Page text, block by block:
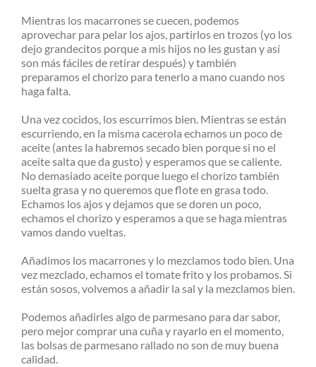
Mientras los macarrones se cuecen, podemos
aprovechar para pelar los ajos, partirlos en trozos (yo los
dejo grandecitos porque a mis hijos no les gustan y así
son más fáciles de retirar después) y también
preparamos el chorizo para tenerlo a mano cuando nos
haga falta.
Una vez cocidos, los escurrimos bien. Mientras se están
escurriendo, en la misma cacerola echamos un poco de
aceite (antes la habremos secado bien porque si no el
aceite salta que da gusto) y esperamos que se caliente.
No demasiado aceite porque luego el chorizo también
suelta grasa y no queremos que flote en grasa todo.
Echamos los ajos y dejamos que se doren un poco,
echamos el chorizo y esperamos a que se haga mientras
vamos dando vueltas.
Añadimos los macarrones y lo mezclamos todo bien. Una
vez mezclado, echamos el tomate frito y los probamos. Si
están sosos, volvemos a añadir la sal y la mezclamos bien.
Podemos añadirles algo de parmesano para dar sabor,
pero mejor comprar una cuña y rayarlo en el momento,
las bolsas de parmesano rallado no son de muy buena
calidad.